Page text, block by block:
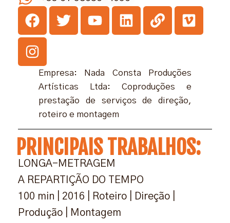
Empresa: Nada Consta Produções
Artísticas Ltda: Coproduções e
prestação de serviços de direção,
roteiro e montagem
PRINCIPAIS TRABALHOS:
LONGA-METRAGEM
A REPARTIÇÃO DO TEMPO
100 min | 2016 | Roteiro | Direção |
Produção | Montagem